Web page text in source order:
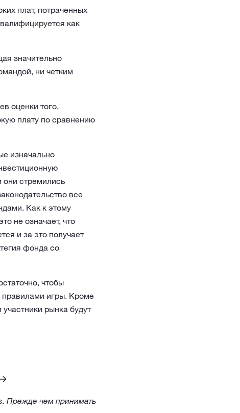
плат, потраченных
как
значительно
ни четким
оценки того,
плату по сравнению
изначально
стремились
все
Как к этому
не означает, что
и за это получает
фонда со
чтобы
правилами игры. Кроме
рынка будут
Прежде чем принимать